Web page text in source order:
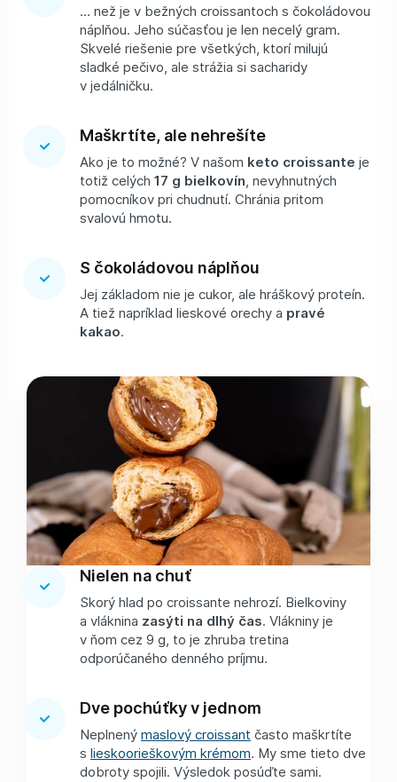
… než je v bežných croissantoch s čokoládovou
náplňou. Jeho súčasťou je len necelý gram.
Skvelé riešenie pre všetkých, ktorí milujú
sladké pečivo, ale strážia si sacharidy
v jedálničku.
Maškrtíte, ale nehrešíte
Ako je to možné? V našom keto croissante je
totiž celých 17 g bielkovín , nevyhnutných
pomocníkov pri chudnutí. Chránia pritom
svalovú hmotu.
S čokoládovou náplňou
Jej základom nie je cukor, ale hráškový proteín.
A tiež napríklad lieskové orechy a pravé
kakao.
Nielen na chuť
Skorý hlad po croissante nehrozí. Bielkoviny
a vláknina zasýti na dlhý čas. Vlákniny je
v ňom cez 9 g, to je zhruba tretina
odporúčaného denného príjmu.
Dve pochúťky v jednom
Neplnený maslový croissant často maškrtíte
s lieskoorieškovým krémom. My sme tieto dve
dobroty spojili. Výsledok posúďte sami.